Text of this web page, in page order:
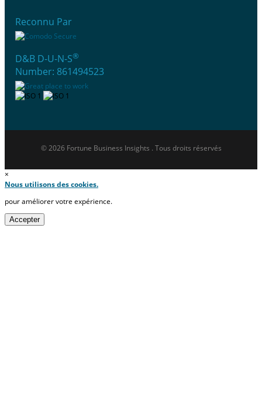
Reconnu Par
D&B D-U-N-S®
Number: 861494523
© 2026 Fortune Business Insights . Tous droits réservés
×
Nous utilisons des cookies.
pour améliorer votre expérience.
Accepter